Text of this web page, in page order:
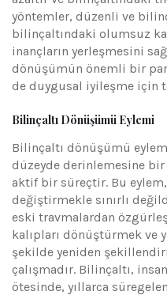
yöntemler, düzenli ve
bilinçaltındaki olumsuz
inançların yerleşmesini
dönüşümün önemli bir
de duygusal iyileşme için
Bilinçaltı Dönüşümü Eylemi
Bilinçaltı dönüşümü
düzeyde derinlemesine bir
aktif bir süreçtir. Bu
değiştirmekle sınırlı
eski travmalardan
kalıpları dönüştürmek ve
şekilde yeniden
çalışmadır. Bilinçaltı,
ötesinde, yıllarca